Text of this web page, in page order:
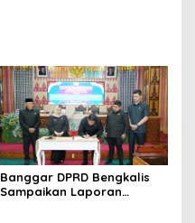
Banggar DPRD Bengkalis
Sampaikan Laporan